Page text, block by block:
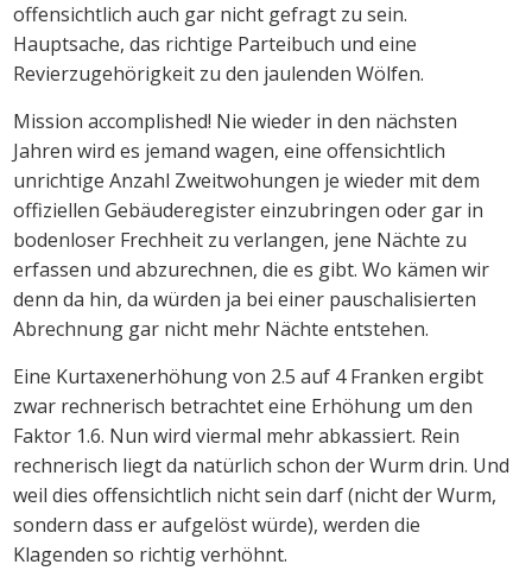
offensichtlich auch gar nicht gefragt zu sein.
Hauptsache, das richtige Parteibuch und eine
Revierzugehörigkeit zu den jaulenden Wölfen.
Mission accomplished! Nie wieder in den nächsten
Jahren wird es jemand wagen, eine offensichtlich
unrichtige Anzahl Zweitwohungen je wieder mit dem
offiziellen Gebäuderegister einzubringen oder gar in
bodenloser Frechheit zu verlangen, jene Nächte zu
erfassen und abzurechnen, die es gibt. Wo kämen wir
denn da hin, da würden ja bei einer pauschalisierten
Abrechnung gar nicht mehr Nächte entstehen.
Eine Kurtaxenerhöhung von 2.5 auf 4 Franken ergibt
zwar rechnerisch betrachtet eine Erhöhung um den
Faktor 1.6. Nun wird viermal mehr abkassiert. Rein
rechnerisch liegt da natürlich schon der Wurm drin. Und
weil dies offensichtlich nicht sein darf (nicht der Wurm,
sondern dass er aufgelöst würde), werden die
Klagenden so richtig verhöhnt.